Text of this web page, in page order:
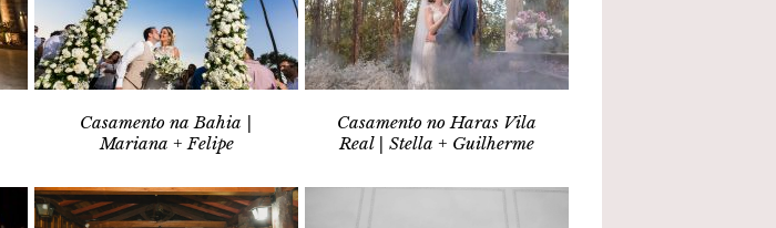
Casamento na Bahia |
Mariana + Felipe
Casamento no Haras Vila
Real | Stella + Guilherme